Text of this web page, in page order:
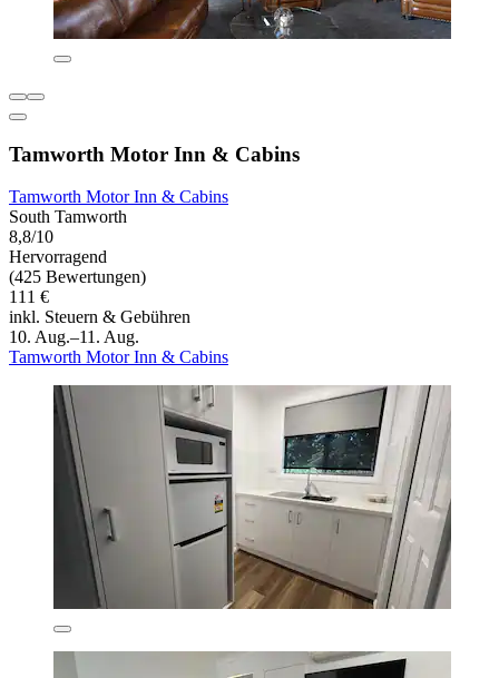
Tamworth Motor Inn & Cabins
Tamworth Motor Inn & Cabins
South Tamworth
8,8/10
Hervorragend
(425 Bewertungen)
111 €
inkl. Steuern & Gebühren
10. Aug.–11. Aug.
Tamworth Motor Inn & Cabins